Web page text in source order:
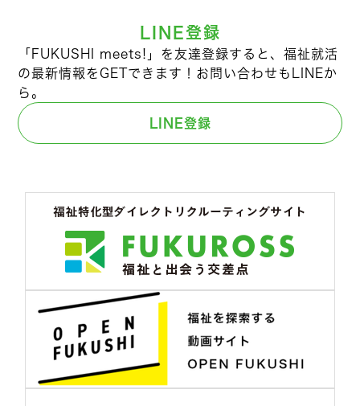
LINE登録
「FUKUSHI meets!」を友達登録すると、福祉就活
の最新情報をGETできます！お問い合わせもLINEか
ら。
LINE登録